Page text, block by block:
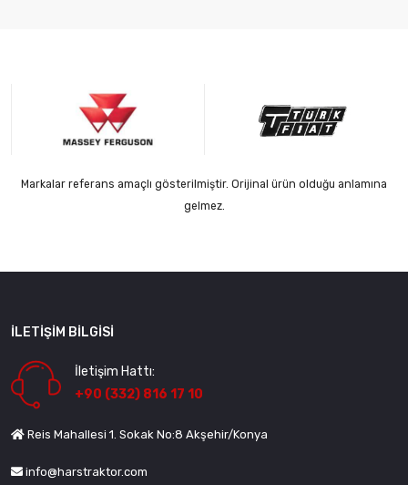
Markalar referans amaçlı gösterilmiştir. Orijinal ürün olduğu anlamına
gelmez.
İLETIŞIM BILGISI
İletişim Hattı:
+90 (332) 816 17 10
Reis Mahallesi 1. Sokak No:8 Akşehir/Konya
info@harstraktor.com